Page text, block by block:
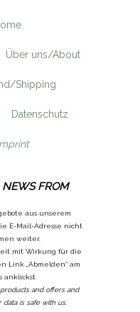
Über uns/About
Shipping
Datenschutz
NEWS FROM
aus unserem
E-Mail-Adresse nicht
weiter.
mit Wirkung für die
Link „Abmelden“ am
anklickst.
and offers and
is safe with us.